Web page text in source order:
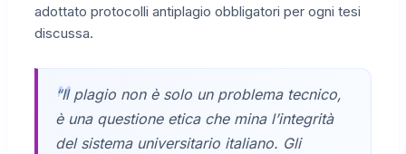
adottato protocolli antiplagio obbligatori per ogni tesi
discussa.
“Il plagio non è solo un problema tecnico,
è una questione etica che mina l’integrità
del sistema universitario italiano. Gli